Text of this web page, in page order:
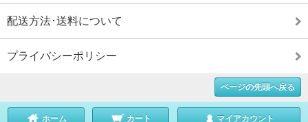
配送方法･送料について
プライバシーポリシー
ページの先頭へ戻る
ホーム カート マイアカウント